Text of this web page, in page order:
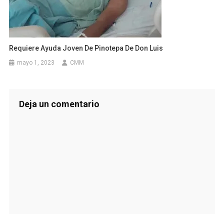
Requiere Ayuda Joven De Pinotepa De Don Luis
mayo 1, 2023 CMM
Deja un comentario